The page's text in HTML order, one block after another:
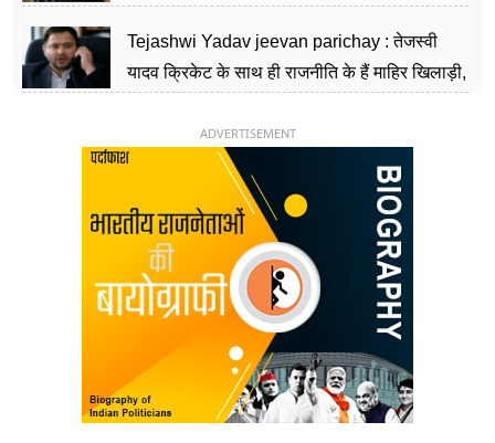
Tejashwi Yadav jeevan parichay : तेजस्वी
यादव क्रिकेट के साथ ही राजनीति के हैं माहिर खिलाड़ी,
ADVERTISEMENT